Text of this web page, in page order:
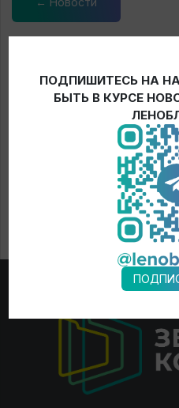
ПОДПИШИТЕСЬ НА
БЫТЬ В КУРСЕ